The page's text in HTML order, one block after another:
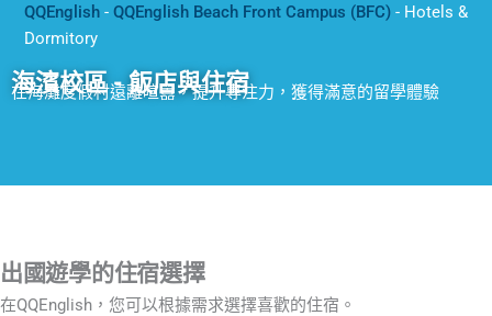
QQEnglish - QQEnglish Beach Front Campus (BFC) - Hotels &
Dormitory
海濱校區 - 飯店與住宿
在海灘度假村遠離喧囂，提升專注力，獲得滿意的留學體驗
出國遊學的住宿選擇
在QQEnglish，您可以根據需求選擇喜歡的住宿。